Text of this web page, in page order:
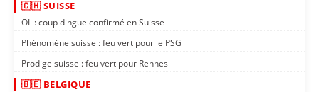
🇨🇭 SUISSE
OL : coup dingue confirmé en Suisse
Phénomène suisse : feu vert pour le PSG
Prodige suisse : feu vert pour Rennes
🇧🇪 BELGIQUE